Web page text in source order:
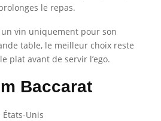
le repas.
vin uniquement pour son
table, le meilleur choix reste
plat avant de servir l’ego.
Baccarat
États-Unis